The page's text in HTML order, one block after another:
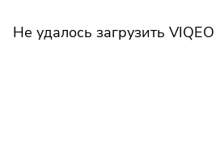
Не удалось загрузить VIQEO